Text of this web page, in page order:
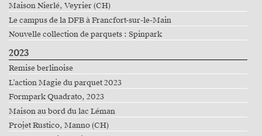
Maison Nierlé, Veyrier (CH)
Le campus de la DFB à Francfort-sur-le-Main
Nouvelle collection de parquets : Spinpark
2023
Remise berlinoise
L’action Magie du parquet 2023
Formpark Quadrato, 2023
Maison au bord du lac Léman
Projet Rustico, Manno (CH)